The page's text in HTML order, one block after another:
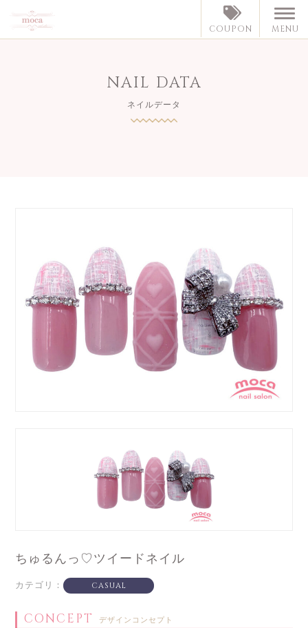
COUPON MENU
NAIL DATA
ネイルデータ
ちゅるんっ♡ツイードネイル
カテゴリ： CASUAL
CONCEPT デザインコンセプト